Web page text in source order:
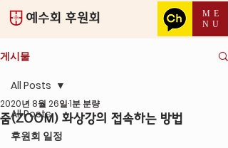
ME
NU
게시물
All Posts
후원회 일정
All Posts
줌(ZOOM) 화상강의 접속하는 방법
2020년 8월 26일1분 분량